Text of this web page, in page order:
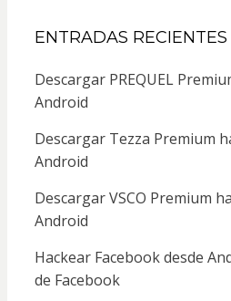
ENTRADAS RECIENTES
Descargar PREQUEL
Android
Descargar Tezza Premium
Android
Descargar VSCO Premium
Android
Hackear Facebook desde
de Facebook